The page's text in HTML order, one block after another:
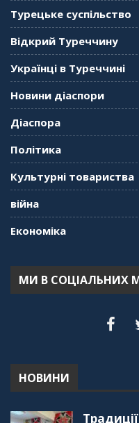
Турецьке суспільство
Відкрий Туреччину
Українці в Туреччині
Новини діаспори
Діаспора
Політика
Культурні товариства
війна
Економіка
МИ В СОЦІАЛЬНИХ
НОВИНИ